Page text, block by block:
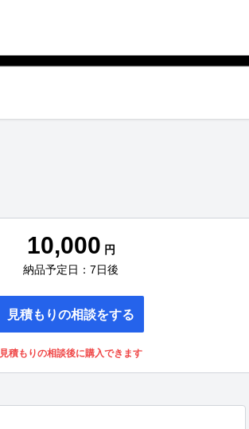
10,000 円
納品予定日：7日後
見積もりの相談をする
見積もりの相談後に購入できます